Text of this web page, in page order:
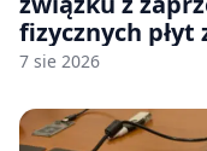
fizycznych płyt
7 sie 2026